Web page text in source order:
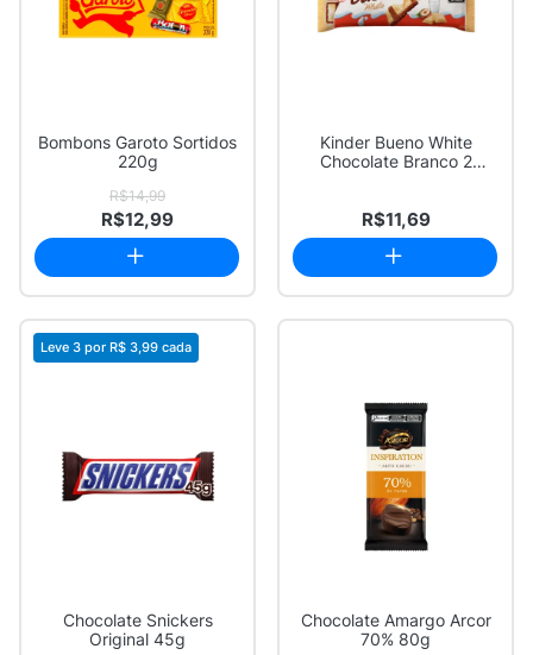
Bombons Garoto Sortidos
220g
R$14,99
R$12,99
Kinder Bueno White
Chocolate Branco 2
R$11,69
Leve 3 por R$ 3,99 cada
Chocolate Snickers
Original 45g
Chocolate Amargo Arcor
70% 80g